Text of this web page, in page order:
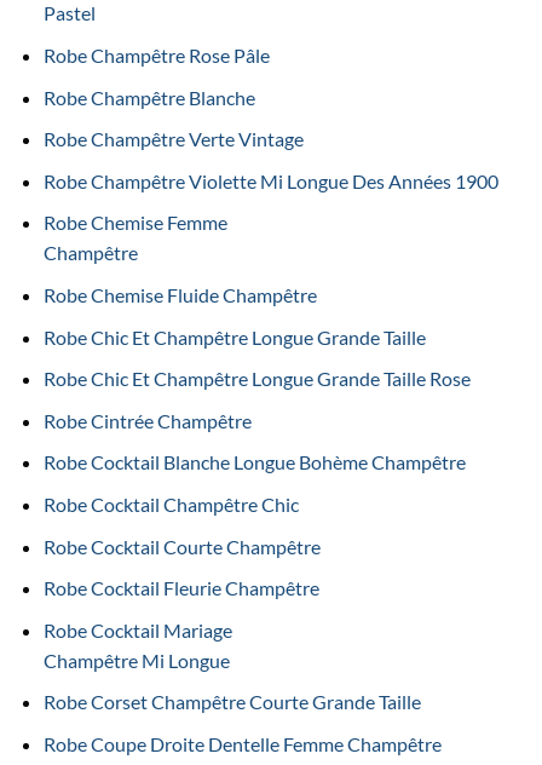
Pastel
Robe Champêtre Rose Pâle
Robe Champêtre Blanche
Robe Champêtre Verte Vintage
Robe Champêtre Violette Mi Longue Des Années 1900
Robe Chemise Femme
Champêtre
Robe Chemise Fluide Champêtre
Robe Chic Et Champêtre Longue Grande Taille
Robe Chic Et Champêtre Longue Grande Taille Rose
Robe Cintrée Champêtre
Robe Cocktail Blanche Longue Bohème Champêtre
Robe Cocktail Champêtre Chic
Robe Cocktail Courte Champêtre
Robe Cocktail Fleurie Champêtre
Robe Cocktail Mariage
Champêtre Mi Longue
Robe Corset Champêtre Courte Grande Taille
Robe Coupe Droite Dentelle Femme Champêtre